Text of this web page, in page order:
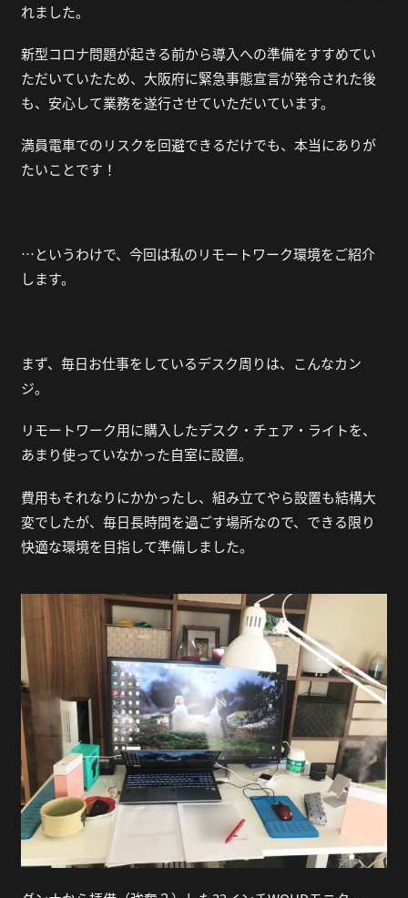
れました。
新型コロナ問題が起きる前から導入への準備をすすめてい
ただいていたため、大阪府に緊急事態宣言が発令された後
も、安心して業務を遂行させていただいています。
満員電車でのリスクを回避できるだけでも、本当にありが
たいことです！
…というわけで、今回は私のリモートワーク環境をご紹介
します。
まず、毎日お仕事をしているデスク周りは、こんなカン
ジ。
リモートワーク用に購入したデスク・チェア・ライトを、
あまり使っていなかった自室に設置。
費用もそれなりにかかったし、組み立てやら設置も結構大
変でしたが、毎日長時間を過ごす場所なので、できる限り
快適な環境を目指して準備しました。